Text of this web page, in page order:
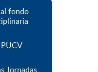
fondo
Jornadas